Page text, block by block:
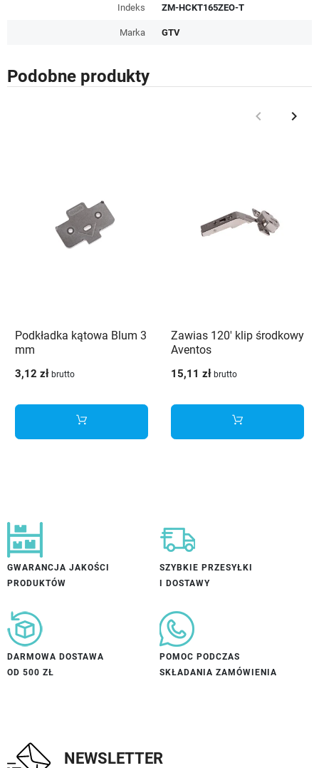
Indeks ZM-HCKT165ZEO-T
Marka GTV
Podobne produkty
Poprzedni
keyboard_arrow_left keyboard_arrow_right
Podkładka kątowa Blum 3
mm
3,12 zł brutto
Zawias 120' klip środkowy
Aventos
15,11 zł brutto
GWARANCJA JAKOŚCI
PRODUKTÓW
SZYBKIE PRZESYŁKI
I DOSTAWY
DARMOWA DOSTAWA
OD 500 ZŁ
POMOC PODCZAS
SKŁADANIA ZAMÓWIENIA
NEWSLETTER